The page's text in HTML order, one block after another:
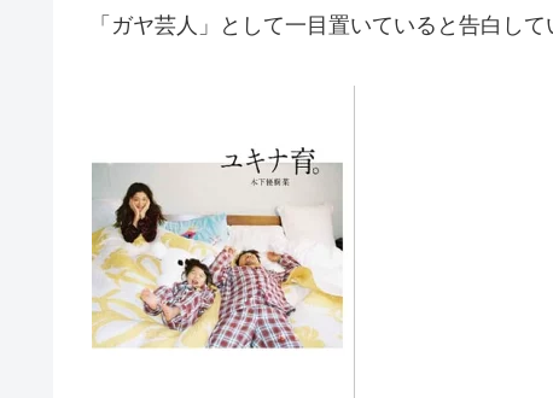
「ガヤ芸人」として一目置いていると告白して